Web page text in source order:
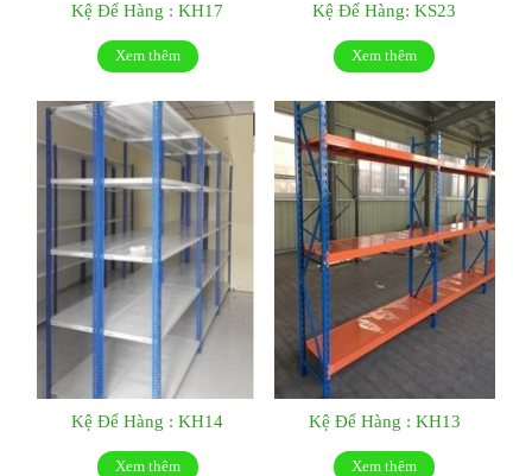
Kệ Để Hàng : KH17
Xem thêm
Kệ Để Hàng: KS23
Xem thêm
Kệ Để Hàng : KH14
Xem thêm
Kệ Để Hàng : KH13
Xem thêm